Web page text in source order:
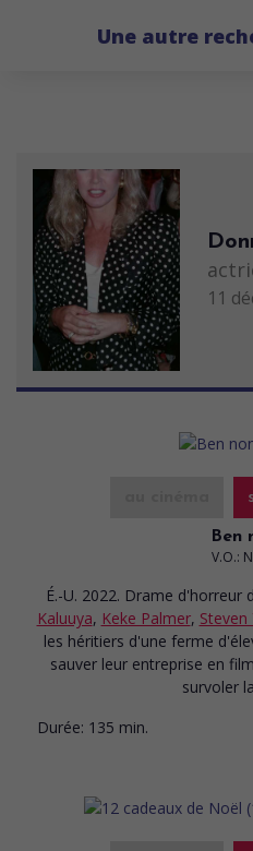
Une autre
11
Ben
V.O.:
É.-U. 2022. Drame d'horreur
Kaluuya, Keke Palmer, Steven
les héritiers d'une ferme
sauver leur entreprise en
survoler
Durée: 135 min.